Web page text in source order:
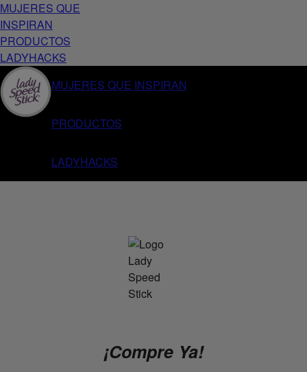
MUJERES QUE
INSPIRAN
PRODUCTOS
LADYHACKS
MUJERES QUE INSPIRAN
PRODUCTOS
LADYHACKS
¡Compre Ya!